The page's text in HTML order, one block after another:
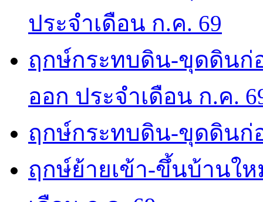
ประจำเดือน ก.ค. 69
ฤกษ์กระทบดิน-ขุดดินก่
ออก ประจำเดือน ก.ค.
ฤกษ์กระทบดิน-ขุดดินก่
ฤกษ์ย้ายเข้า-ขึ้นบ้านใ